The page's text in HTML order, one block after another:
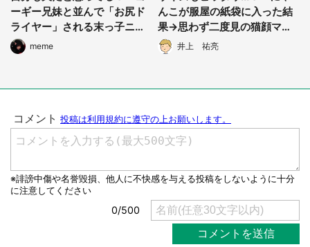
ーギー兄妹と並んで「お尻ド
ライヤー」される末っ子ニャ
ンコにほっこり
meme
んこが服屋の紙袋に入った結
果→思わず二度見の猫顔マッ
チョ爆誕井上 祐亮